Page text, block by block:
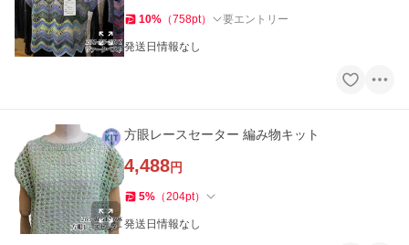
10% （758pt） 要エントリー
発送日情報なし
方眼レースセーター 編み物キット
4,488円
5% （204pt）
発送日情報なし